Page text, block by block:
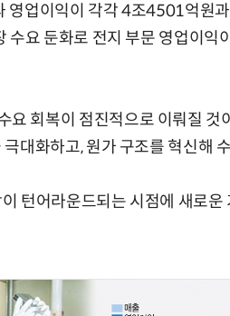
영업이익이 각각 4조4501억원
요 둔화로 전지 부문 영업이익
요 회복이 점진적으로 이뤄질
대화하고, 원가 구조를 혁신해
턴어라운드되는 시점에 새로